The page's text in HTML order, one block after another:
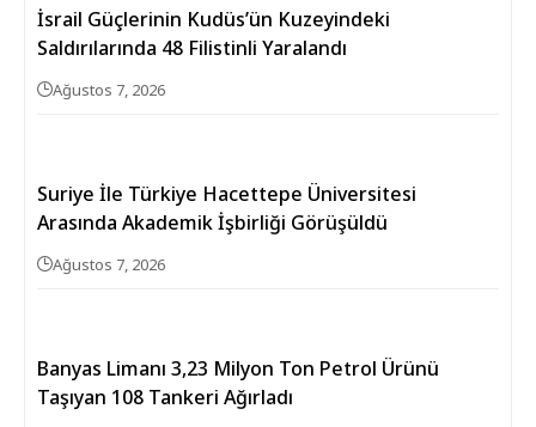
İsrail Güçlerinin Kudüs’ün Kuzeyindeki
Saldırılarında 48 Filistinli Yaralandı
Ağustos 7, 2026
Suriye İle Türkiye Hacettepe Üniversitesi
Arasında Akademik İşbirliği Görüşüldü
Ağustos 7, 2026
Banyas Limanı 3,23 Milyon Ton Petrol Ürünü
Taşıyan 108 Tankeri Ağırladı